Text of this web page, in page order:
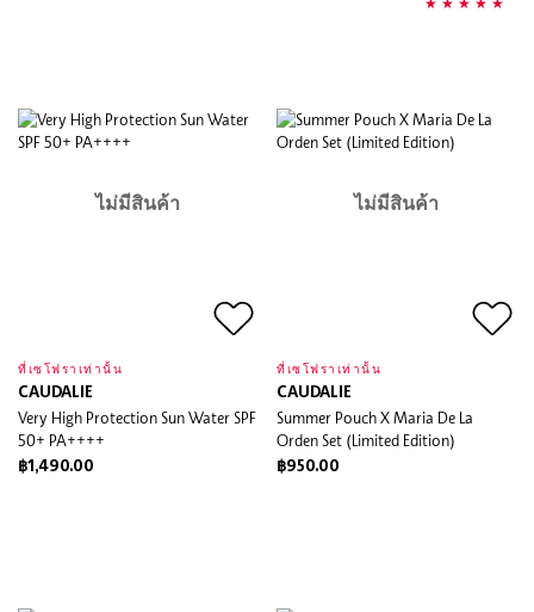
ไม่มีสินค้า
ที่เซโฟราเท่านั้น
CAUDALIE
Very High Protection Sun Water SPF
50+ PA++++
฿1,490.00
ไม่มีสินค้า
ที่เซโฟราเท่านั้น
CAUDALIE
Summer Pouch X Maria De La
Orden Set (Limited Edition)
฿950.00